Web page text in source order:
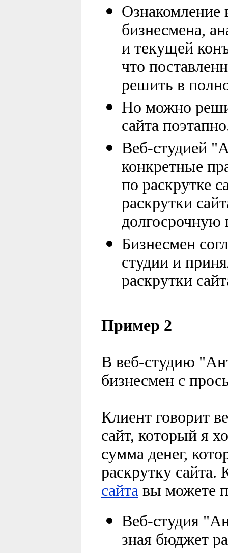
Ознакомление
бизнесмена,
и текущей
что
решить в
Но можно
сайта
Веб-студией
конкретные
по раскрутке
раскрутки
долгосрочную
Бизнесмен
студии и
раскрутки
Пример 2
В веб-студию
бизнесмен с
Клиент говорит
сайт, который я
сумма денег,
раскрутку сайта.
сайта вы можете
Веб-студия
зная бюджет